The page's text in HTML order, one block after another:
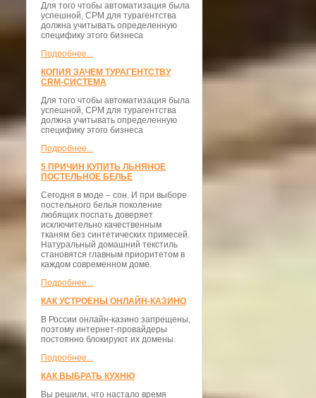
Для того чтобы автоматизация была
успешной, СРМ для турагентства
должна учитывать определенную
специфику этого бизнеса
Подробнее...
КОПИЯ ЗАЧЕМ ТУРАГЕНТСТВУ
CRM-СИСТЕМА
Для того чтобы автоматизация была
успешной, СРМ для турагентства
должна учитывать определенную
специфику этого бизнеса
Подробнее...
5 ПРИЧИН КУПИТЬ ЛЬНЯНОЕ
ПОСТЕЛЬНОЕ БЕЛЬЕ
Сегодня в моде – сон. И при выборе
постельного белья поколение
любящих поспать доверяет
исключительно качественным
тканям без синтетических примесей.
Натуральный домашний текстиль
становятся главным приоритетом в
каждом современном доме.
Подробнее...
КАК УСТРОЕНЫ ОНЛАЙН-КАЗИНО
В России онлайн-казино запрещены,
поэтому интернет-провайдеры
постоянно блокируют их домены.
Подробнее...
КАК ВЫБРАТЬ КУХНЮ
Вы решили, что настало время